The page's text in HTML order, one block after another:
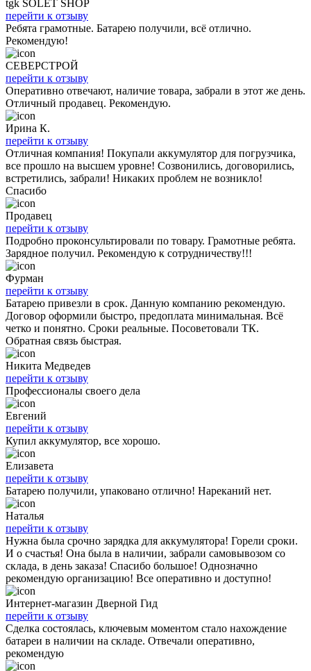
tgk SOLET SHOP
перейти к отзыву
Ребята грамотные. Батарею получили, всё отлично.
Рекомендую!
СЕВЕРСТРОЙ
перейти к отзыву
Оперативно отвечают, наличие товара, забрали в этот же день.
Отличный продавец. Рекомендую.
Ирина К.
перейти к отзыву
Отличная компания! Покупали аккумулятор для погрузчика,
все прошло на высшем уровне! Созвонились, договорились,
встретились, забрали! Никаких проблем не возникло!
Спасибо
Продавец
перейти к отзыву
Подробно проконсультировали по товару. Грамотные ребята.
Зарядное получил. Рекомендую к сотрудничеству!!!
Фурман
перейти к отзыву
Батарею привезли в срок. Данную компанию рекомендую.
Договор оформили быстро, предоплата минимальная. Всё
четко и понятно. Сроки реальные. Посоветовали ТК.
Обратная связь быстрая.
Никита Медведев
перейти к отзыву
Профессионалы своего дела
Евгений
перейти к отзыву
Купил аккумулятор, все хорошо.
Елизавета
перейти к отзыву
Батарею получили, упаковано отлично! Нареканий нет.
Наталья
перейти к отзыву
Нужна была срочно зарядка для аккумулятора! Горели сроки.
И о счастья! Она была в наличии, забрали самовывозом со
склада, в день заказа! Спасибо большое! Однозначно
рекомендую организацию! Все оперативно и доступно!
Интернет-магазин Дверной Гид
перейти к отзыву
Сделка состоялась, ключевым моментом стало нахождение
батареи в наличии на складе. Отвечали оперативно,
рекомендую